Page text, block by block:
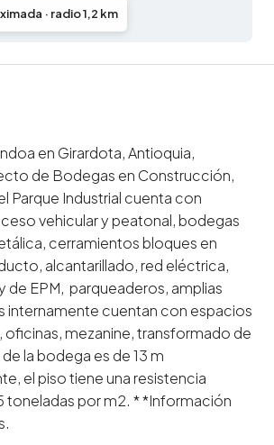
· radio 1,2 km
en Girardota, Antioquia,
de Bodegas en Construcción,
Parque Industrial cuenta con
vehicular y peatonal, bodegas
cerramientos bloques en
alcantarillado, red eléctrica,
de EPM, parqueaderos, amplias
internamente cuentan con espacios
mezanine, transformado de
la bodega es de 13 m
el piso tiene una resistencia
toneladas por m2. * *Información